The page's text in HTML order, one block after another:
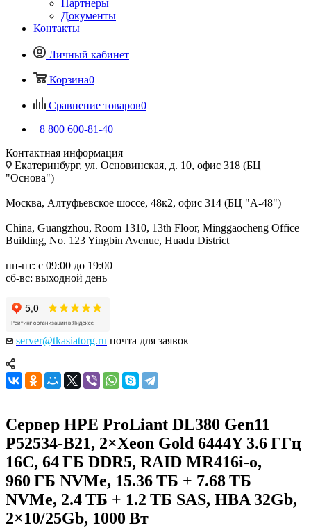
Партнеры
Документы
Контакты
Личный кабинет
Корзина0
Сравнение товаров0
8 800 600-81-40
Контактная информация
Екатеринбург, ул. Основинская, д. 10, офис 318 (БЦ
"Основа")
Москва, Алтуфьевское шоссе, 48к2, офис 314 (БЦ "А-48")
China, Guangzhou, Room 1310, 13th Floor, Minggaocheng Office
Building, No. 123 Yingbin Avenue, Huadu District
пн-пт: с 09:00 до 19:00
сб-вс: выходной день
server@tkasiatorg.ru почта для заявок
Сервер HPE ProLiant DL380 Gen11
P52534-B21, 2×Xeon Gold 6444Y 3.6 ГГц
16C, 64 ГБ DDR5, RAID MR416i-o,
960 ГБ NVMe, 15.36 ТБ + 7.68 ТБ
NVMe, 2.4 ТБ + 1.2 ТБ SAS, HBA 32Gb,
2×10/25Gb, 1000 Вт